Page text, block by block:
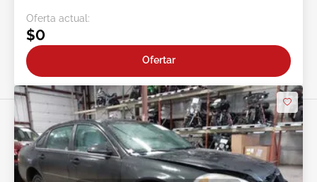
Oferta actual:
$0
Ofertar